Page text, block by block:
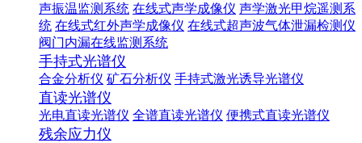
声振温监测系统 在线式声学成像仪 声学激光甲烷遥测系
统 在线式红外声学成像仪 在线式超声波气体泄漏检测仪
阀门内漏在线监测系统
手持式光谱仪
合金分析仪 矿石分析仪 手持式激光诱导光谱仪
直读光谱仪
光电直读光谱仪 全谱直读光谱仪 便携式直读光谱仪
残余应力仪